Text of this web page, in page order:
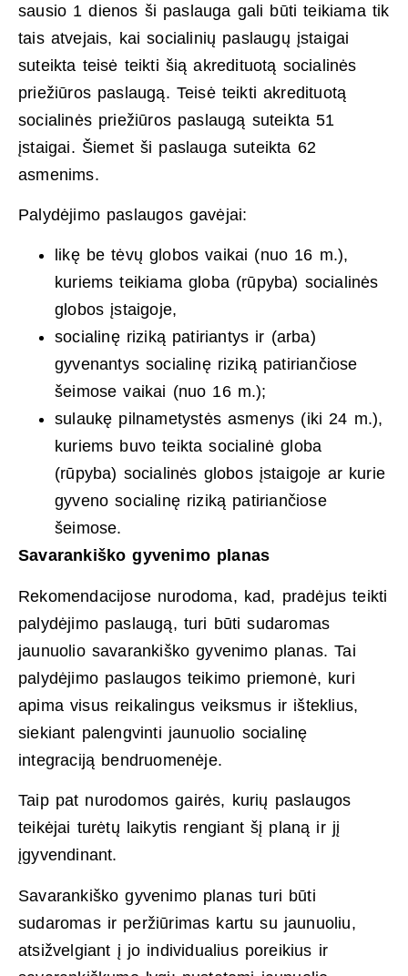
sausio 1 dienos ši paslauga gali būti teikiama tik
tais atvejais, kai socialinių paslaugų įstaigai
suteikta teisė teikti šią akredituotą socialinės
priežiūros paslaugą. Teisė teikti akredituotą
socialinės priežiūros paslaugą suteikta 51
įstaigai. Šiemet ši paslauga suteikta 62
asmenims.
Palydėjimo paslaugos gavėjai:
likę be tėvų globos vaikai (nuo 16 m.),
kuriems teikiama globa (rūpyba) socialinės
globos įstaigoje,
socialinę riziką patiriantys ir (arba)
gyvenantys socialinę riziką patiriančiose
šeimose vaikai (nuo 16 m.);
sulaukę pilnametystės asmenys (iki 24 m.),
kuriems buvo teikta socialinė globa
(rūpyba) socialinės globos įstaigoje ar kurie
gyveno socialinę riziką patiriančiose
šeimose.
Savarankiško gyvenimo planas
Rekomendacijose nurodoma, kad, pradėjus teikti
palydėjimo paslaugą, turi būti sudaromas
jaunuolio savarankiško gyvenimo planas. Tai
palydėjimo paslaugos teikimo priemonė, kuri
apima visus reikalingus veiksmus ir išteklius,
siekiant palengvinti jaunuolio socialinę
integraciją bendruomenėje.
Taip pat nurodomos gairės, kurių paslaugos
teikėjai turėtų laikytis rengiant šį planą ir jį
įgyvendinant.
Savarankiško gyvenimo planas turi būti
sudaromas ir peržiūrimas kartu su jaunuoliu,
atsižvelgiant į jo individualius poreikius ir